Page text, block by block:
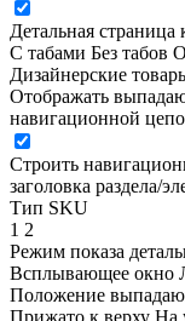
Детальная страница
С табами Без табов
Дизайнерские
Отображать
навигационной
Строить
заголовка раздела/
Тип SKU
1 2
Режим показа
Всплывающее окно
Положение
Прижато к верху На